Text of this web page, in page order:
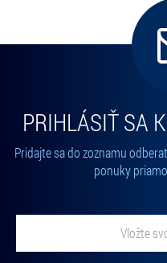
PRIHLÁSIŤ SA K
Pridajte sa do zoznamu
ponuky